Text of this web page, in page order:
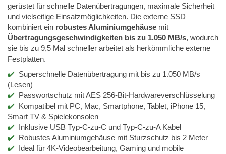
gerüstet für schnelle Datenübertragungen, maximale Sicherheit
und vielseitige Einsatzmöglichkeiten. Die externe SSD
kombiniert ein robustes Aluminiumgehäuse mit
Übertragungsgeschwindigkeiten bis zu 1.050 MB/s, wodurch
sie bis zu 9,5 Mal schneller arbeitet als herkömmliche externe
Festplatten.
Superschnelle Datenübertragung mit bis zu 1.050 MB/s
(Lesen)
Passwortschutz mit AES 256-Bit-Hardwareverschlüsselung
Kompatibel mit PC, Mac, Smartphone, Tablet, iPhone 15,
Smart TV & Spielekonsolen
Inklusive USB Typ-C-zu-C und Typ-C-zu-A Kabel
Robustes Aluminiumgehäuse mit Sturzschutz bis 2 Meter
Ideal für 4K-Videobearbeitung, Gaming und mobile